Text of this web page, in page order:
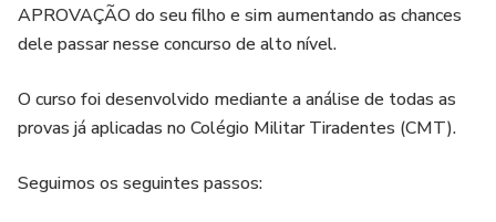
APROVAÇÃO do seu filho e sim aumentando as chances
dele passar nesse concurso de alto nível.
O curso foi desenvolvido mediante a análise de todas as
provas já aplicadas no Colégio Militar Tiradentes (CMT).
Seguimos os seguintes passos: